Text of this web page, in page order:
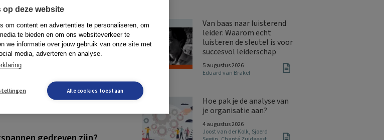
‘Mijn collega kreeg dat leuke
Ik kon niet meer.’ De […]...
Van baas naar luisterend
leider: Waarom echt
luisteren de sleutel is voor
succesvol leiderschap
5 augustus 2026
Eduard van Brakel
Hoe pak je de analyse van
je organisatie aan?
4 augustus 2026
Joost van der Kolk, Sjoerd
op deze website
om content en advertenties te personaliseren, om
te bieden en om ons websiteverkeer te
we informatie over jouw gebruik van onze site met
media, adverteren en analyse.
Alle cookies toestaan